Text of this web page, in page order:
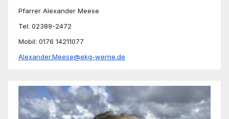
Pfarrer Alexander Meese
Tel: 02389-2472
Mobil: 0176 14211077
Alexander.Meese@ekg-werne.de